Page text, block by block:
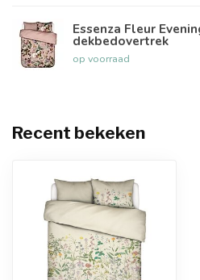
Essenza Fleur
dekbedovertrek
op voorraad
Recent bekeken